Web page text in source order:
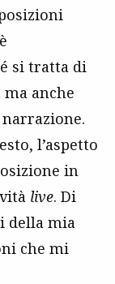
si tratta di
anche
l’aspetto
in
live. Di
della mia
che mi